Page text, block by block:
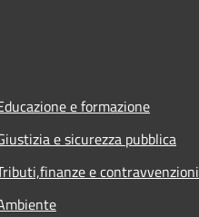
e formazione
e sicurezza pubblica
e contravvenzioni